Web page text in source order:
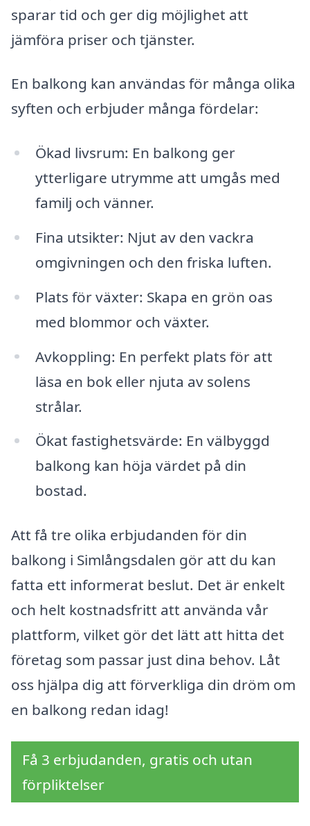
sparar tid och ger dig möjlighet att
jämföra priser och tjänster.
En balkong kan användas för många olika
syften och erbjuder många fördelar:
Ökad livsrum: En balkong ger
ytterligare utrymme att umgås med
familj och vänner.
Fina utsikter: Njut av den vackra
omgivningen och den friska luften.
Plats för växter: Skapa en grön oas
med blommor och växter.
Avkoppling: En perfekt plats för att
läsa en bok eller njuta av solens
strålar.
Ökat fastighetsvärde: En välbyggd
balkong kan höja värdet på din
bostad.
Att få tre olika erbjudanden för din
balkong i Simlångsdalen gör att du kan
fatta ett informerat beslut. Det är enkelt
och helt kostnadsfritt att använda vår
plattform, vilket gör det lätt att hitta det
företag som passar just dina behov. Låt
oss hjälpa dig att förverkliga din dröm om
en balkong redan idag!
Få 3 erbjudanden, gratis och utan
förpliktelser